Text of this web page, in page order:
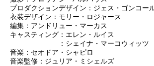
プロダクションデザイン：ジェス・ゴンコー
衣装デザイン：モリー・ロジャース
編集：アンドリュー・マーカス
キャスティング：エレン・ルイス
：シェイナ・マーコウィッツ
音楽：セオドア・シャピロ
音楽監修：ジュリア・ミシェルズ